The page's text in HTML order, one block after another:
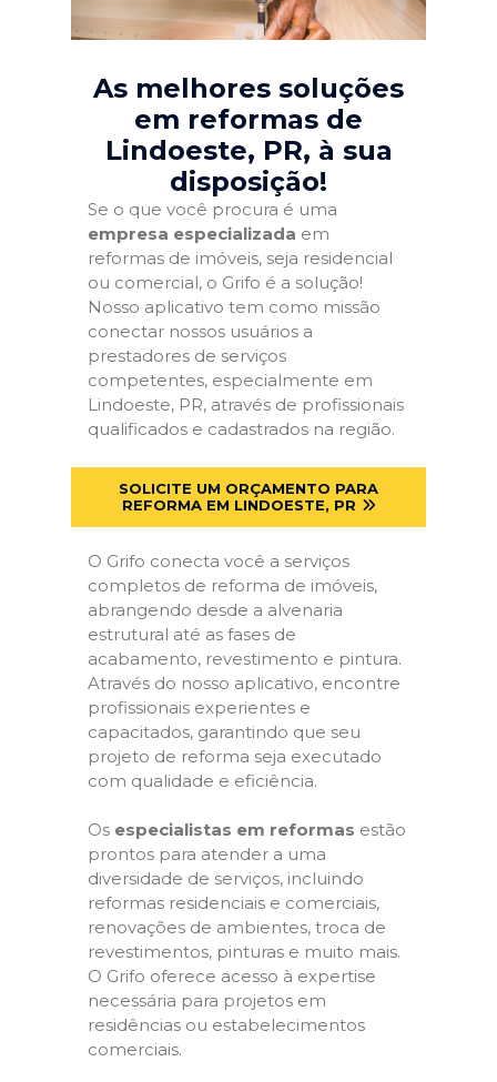
As melhores soluções
em reformas de
Lindoeste, PR, à sua
disposição!
Se o que você procura é uma
empresa especializada em
reformas de imóveis, seja residencial
ou comercial, o Grifo é a solução!
Nosso aplicativo tem como missão
conectar nossos usuários a
prestadores de serviços
competentes, especialmente em
Lindoeste, PR, através de profissionais
qualificados e cadastrados na região.
SOLICITE UM ORÇAMENTO PARA
REFORMA EM LINDOESTE, PR
O Grifo conecta você a serviços
completos de reforma de imóveis,
abrangendo desde a alvenaria
estrutural até as fases de
acabamento, revestimento e pintura.
Através do nosso aplicativo, encontre
profissionais experientes e
capacitados, garantindo que seu
projeto de reforma seja executado
com qualidade e eficiência.
Os especialistas em reformas estão
prontos para atender a uma
diversidade de serviços, incluindo
reformas residenciais e comerciais,
renovações de ambientes, troca de
revestimentos, pinturas e muito mais.
O Grifo oferece acesso à expertise
necessária para projetos em
residências ou estabelecimentos
comerciais.